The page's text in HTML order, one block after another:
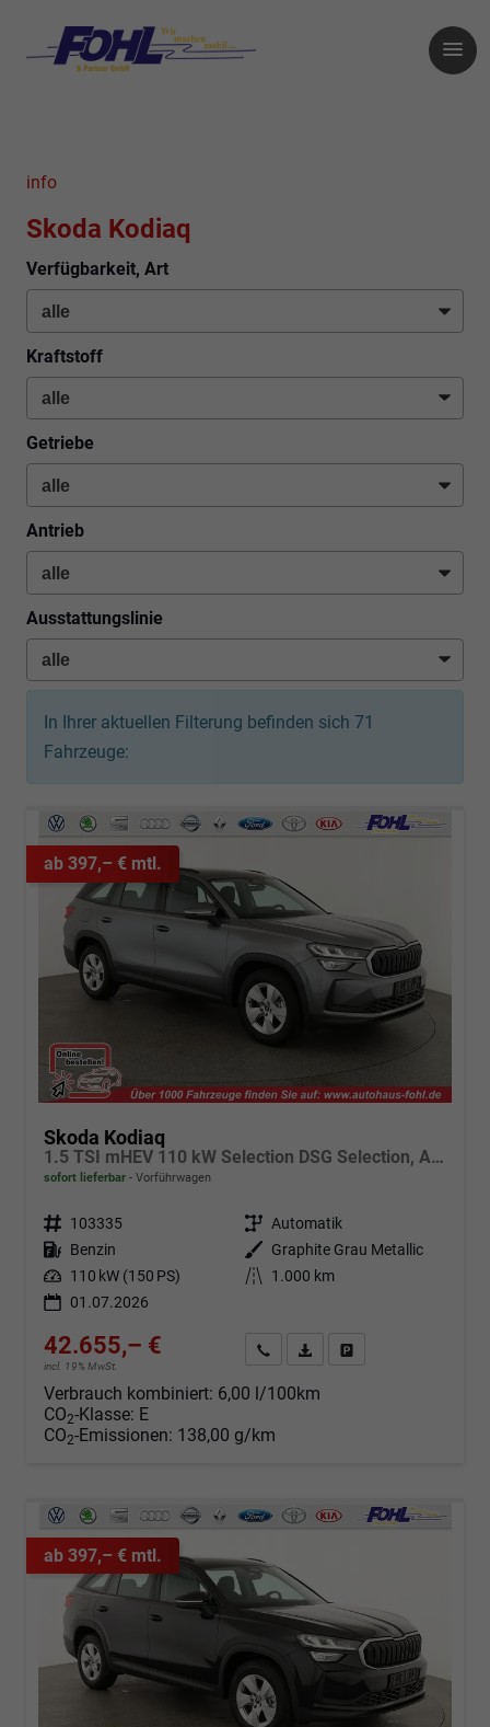
info
Skoda Kodiaq
Verfügbarkeit, Art
Kraftstoff
Getriebe
Antrieb
Ausstattungslinie
In Ihrer aktuellen Filterung befinden sich 71
Fahrzeuge:
ab 397,– € mtl.
Skoda Kodiaq
1.5 TSI mHEV 110 kW Selection DSG Selection, AHK, Navi, Side, Kamera, Winter, 4 J.- Garantie
sofort lieferbar Vorführwagen
Fahrzeugnr. 103335 Getriebe Automatik
Kraftstoff Benzin Außenfarbe
Graphite Grau Metallic
Leistung 110 kW (150 PS) Kilometerstand
1.000 km
01.07.2026
42.655,– €
incl. 19% MwSt.
Angebot anfordern
Fahrzeugexpose (PDF)
Verbrauch kombiniert: 6,00 l/100km
CO2-Klasse: E
CO2-Emissionen: 138,00 g/km
ab 397,– € mtl.